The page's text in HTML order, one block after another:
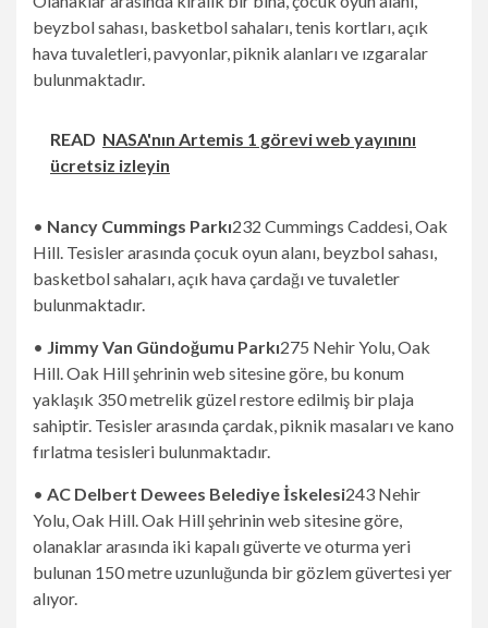
beyzbol sahası, basketbol sahaları, tenis kortları, açık
hava tuvaletleri, pavyonlar, piknik alanları ve ızgaralar
bulunmaktadır.
READ NASA'nın Artemis 1 görevi web yayınını
ücretsiz izleyin
• Nancy Cummings Parkı232 Cummings Caddesi, Oak
Hill. Tesisler arasında çocuk oyun alanı, beyzbol sahası,
basketbol sahaları, açık hava çardağı ve tuvaletler
bulunmaktadır.
• Jimmy Van Gündoğumu Parkı275 Nehir Yolu, Oak
Hill. Oak Hill şehrinin web sitesine göre, bu konum
yaklaşık 350 metrelik güzel restore edilmiş bir plaja
sahiptir. Tesisler arasında çardak, piknik masaları ve kano
fırlatma tesisleri bulunmaktadır.
• AC Delbert Dewees Belediye İskelesi243 Nehir
Yolu, Oak Hill. Oak Hill şehrinin web sitesine göre,
olanaklar arasında iki kapalı güverte ve oturma yeri
bulunan 150 metre uzunluğunda bir gözlem güvertesi yer
alıyor.